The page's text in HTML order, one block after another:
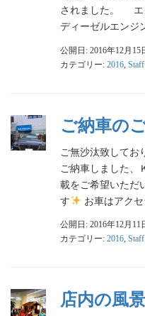
されました。 エ
ディーゼルエンジ
公開日: 2016年12月15
カテゴリー: 2016
ご納車の
ご無沙汰致して
ご納車しました
載をご希望いただ
す
お車はアク
公開日: 2016年12月11
カテゴリー: 2016,
店内の風景